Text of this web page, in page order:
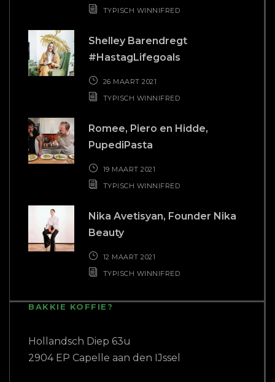
TYPISCH WINNIFRED
Shelley Barendregt
#HastagLifegoals
26 MAART 2021
TYPISCH WINNIFRED
Romee, Piero en Hidde,
PupediPasta
19 MAART 2021
TYPISCH WINNIFRED
Nika Avetisyan, Founder Nika
Beauty
12 MAART 2021
TYPISCH WINNIFRED
BAKKIE KOFFIE?
Hollandsch Diep 63u
2904 EP Capelle aan den IJssel